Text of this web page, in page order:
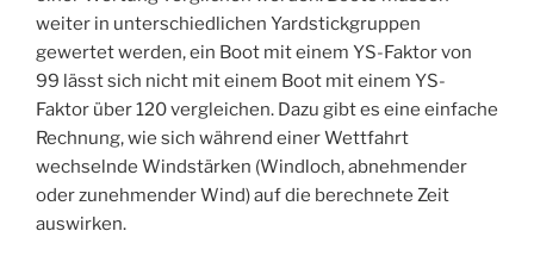
weiter in unterschiedlichen Yardstickgruppen
gewertet werden, ein Boot mit einem YS-Faktor von
99 lässt sich nicht mit einem Boot mit einem YS-
Faktor über 120 vergleichen. Dazu gibt es eine einfache
Rechnung, wie sich während einer Wettfahrt
wechselnde Windstärken (Windloch, abnehmender
oder zunehmender Wind) auf die berechnete Zeit
auswirken.